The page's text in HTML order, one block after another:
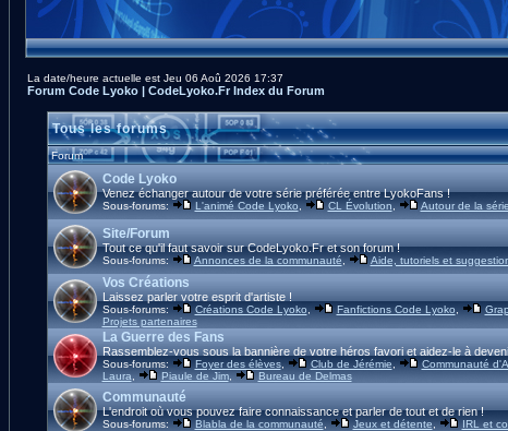
La date/heure actuelle est Jeu 06 Aoû 2026 17:37
Forum Code Lyoko | CodeLyoko.Fr Index du Forum
Tous les forums
Forum
Code Lyoko
Venez échanger autour de votre série préférée entre LyokoFans !
Sous-forums: L'animé Code Lyoko, CL Évolution Autour de la
Site/Forum
Tout ce qu'il faut savoir sur CodeLyoko.Fr et son forum !
Sous-forums: Annonces de la communauté, Aide, tutoriels et
Vos Créations
Laissez parler votre esprit d'artiste !
Sous-forums: Créations Code Lyoko, Fanfictions Code Lyoko,
Projets partenaires
La Guerre des Fans
Rassemblez-vous sous la bannière de votre héros favori et aidez-le à
Sous-forums: Foyer des élèves, Club de Jérémie Communauté
Laura
Piaule de Jim, Bureau de Delmas
Communauté
L'endroit où vous pouvez faire connaissance et parler de tout et de rien !
Sous-forums: Blabla de la communauté, Jeux et détente, IRL et